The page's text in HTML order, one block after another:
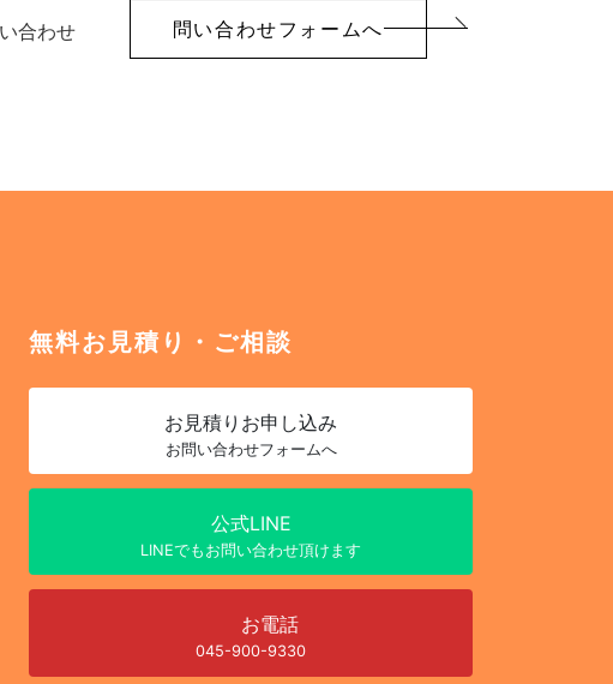
合わせ 問い合わせフォームへ
無料お見積り・ご相談
お見積り お申し込み
お問い合わせフォームへ
公式LINE
LINEでもお問い合わせ頂けます
お電話
045-900-9330